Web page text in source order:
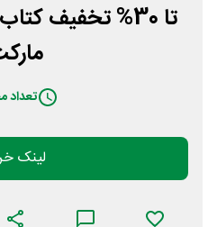
تا 30% تخفیف
تعداد
لینک